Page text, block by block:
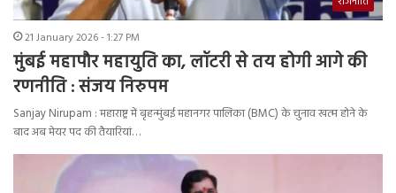
21 January 2026 - 1:27 PM
मुंबई महापौर महायुति का, लॉटरी से तय होगी आगे की
रणनीति : संजय निरुपम
Sanjay Nirupam : महाराष्ट्र में बृहन्मुंबई महानगर पालिका (BMC) के चुनाव खत्म होने के
बाद अब मेयर पद की तैयारियां…